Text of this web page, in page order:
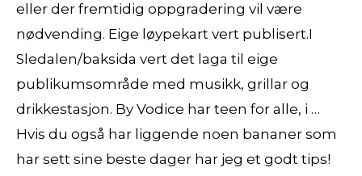
eller der fremtidig oppgradering vil være
nødvending. Eige løypekart vert publisert.I
Sledalen/baksida vert det laga til eige
publikumsområde med musikk, grillar og
drikkestasjon. By Vodice har teen for alle, i …
Hvis du også har liggende noen bananer som
har sett sine beste dager har jeg et godt tips!